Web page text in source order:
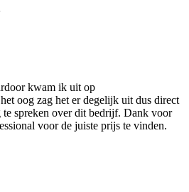
kwam ik uit op
oog zag het er degelijk uit dus direct
te spreken over dit bedrijf. Dank voor
voor de juiste prijs te vinden.